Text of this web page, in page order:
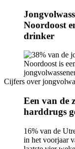
Infogram
URL
Noordoost
drinker
Image
Cijfers over
Een van de
harddrugs
16% van de
in het voorjaar